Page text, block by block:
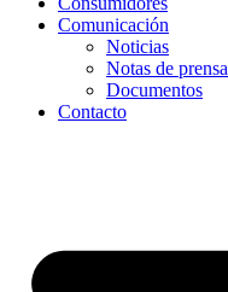
Comunicación
Noticias
Notas de prensa
Documentos
Contacto